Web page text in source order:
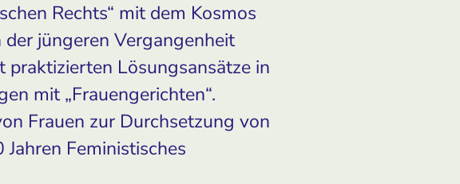
Rechts“ mit dem Kosmos
jüngeren Vergangenheit
Lösungsansätze in
mit „Frauengerichten“.
Frauen zur Durchsetzung von
Feministisches